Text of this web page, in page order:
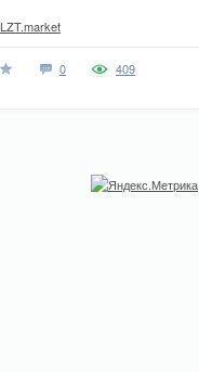
LZT.market
0 409